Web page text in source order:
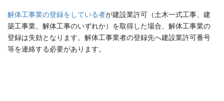
解体工事業の登録をしている者が建設業許可（土木一式工事、建
築工事業、解体工事のいずれか）を取得した場合、解体工事業の
登録は失効となります。解体工事業者の登録先へ建設業許可番号
等を連絡する必要があります。